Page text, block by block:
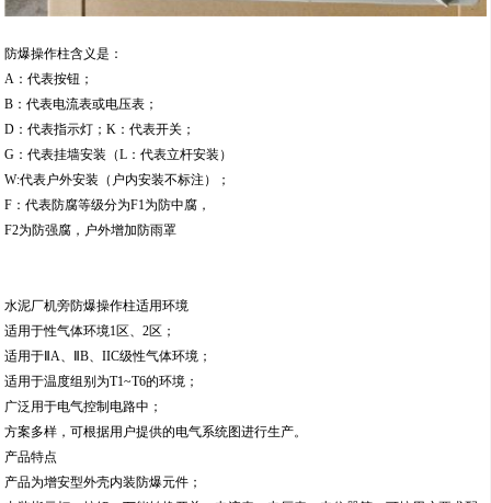
防爆操作柱含义是：
A：代表按钮；
B：代表电流表或电压表；
D：代表指示灯；K：代表开关；
G：代表挂墙安装（L：代表立杆安装）
W:代表户外安装（户内安装不标注）；
F：代表防腐等级分为F1为防中腐，